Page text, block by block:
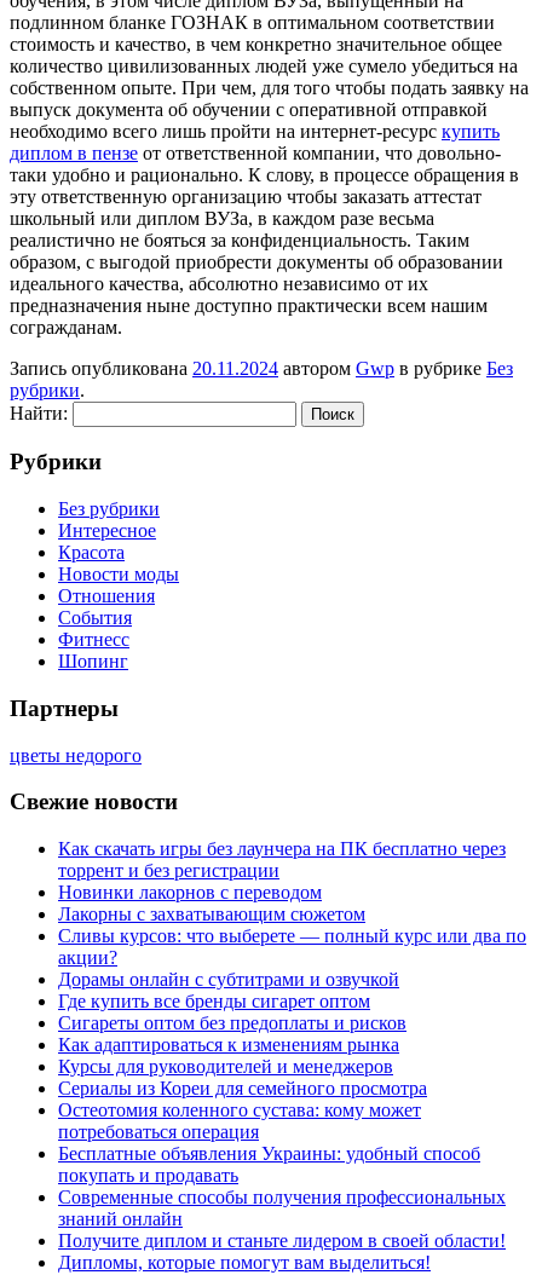
подлинном бланке ГОЗНАК в оптимальном соответствии
стоимость и качество, в чем конкретно значительное общее
количество цивилизованных людей уже сумело убедиться на
собственном опыте. При чем, для того чтобы подать заявку на
выпуск документа об обучении с оперативной отправкой
необходимо всего лишь пройти на интернет-ресурс купить
диплом в пензе от ответственной компании, что довольно-
таки удобно и рационально. К слову, в процессе обращения в
эту ответственную организацию чтобы заказать аттестат
школьный или диплом ВУЗа, в каждом разе весьма
реалистично не бояться за конфиденциальность. Таким
образом, с выгодой приобрести документы об образовании
идеального качества, абсолютно независимо от их
предназначения ныне доступно практически всем нашим
согражданам.
Запись опубликована 20.11.2024 автором Gwp в рубрике Без
рубрики.
Найти:
Рубрики
Без рубрики
Интересное
Красота
Новости моды
Отношения
События
Фитнесс
Шопинг
Партнеры
цветы недорого
Свежие новости
Как скачать игры без лаунчера на ПК бесплатно через
торрент и без регистрации
Новинки лакорнов с переводом
Лакорны с захватывающим сюжетом
Сливы курсов: что выберете — полный курс или два по
акции?
Дорамы онлайн с субтитрами и озвучкой
Где купить все бренды сигарет оптом
Сигареты оптом без предоплаты и рисков
Как адаптироваться к изменениям рынка
Курсы для руководителей и менеджеров
Сериалы из Кореи для семейного просмотра
Остеотомия коленного сустава: кому может
потребоваться операция
Бесплатные объявления Украины: удобный способ
покупать и продавать
Современные способы получения профессиональных
знаний онлайн
Получите диплом и станьте лидером в своей области!
Дипломы, которые помогут вам выделиться!